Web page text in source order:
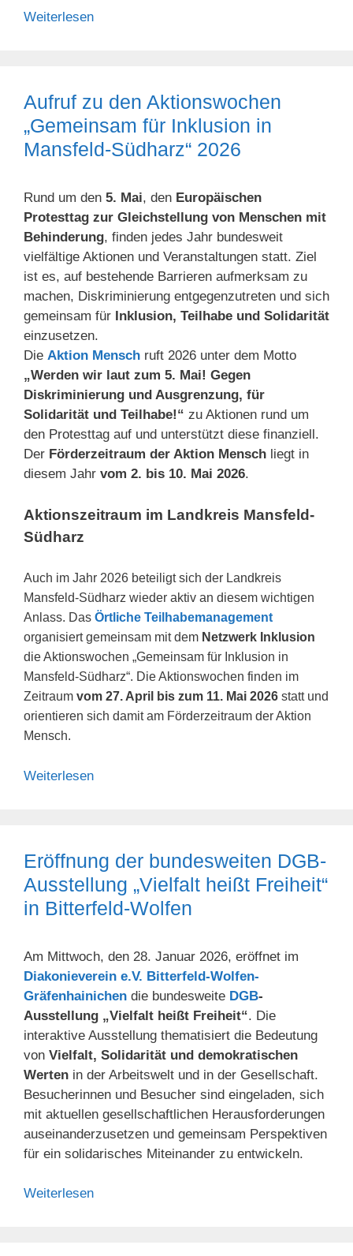
Weiterlesen
Aufruf zu den Aktionswochen
„Gemeinsam für Inklusion in
Mansfeld-Südharz“ 2026
Rund um den 5. Mai, den Europäischen
Protesttag zur Gleichstellung von Menschen mit
Behinderung, finden jedes Jahr bundesweit
vielfältige Aktionen und Veranstaltungen statt. Ziel
ist es, auf bestehende Barrieren aufmerksam zu
machen, Diskriminierung entgegenzutreten und sich
gemeinsam für Inklusion, Teilhabe und Solidarität
einzusetzen.
Die Aktion Mensch ruft 2026 unter dem Motto
„Werden wir laut zum 5. Mai! Gegen
Diskriminierung und Ausgrenzung, für
Solidarität und Teilhabe!“ zu Aktionen rund um
den Protesttag auf und unterstützt diese finanziell.
Der Förderzeitraum der Aktion Mensch liegt in
diesem Jahr vom 2. bis 10. Mai 2026.
Aktionszeitraum im Landkreis Mansfeld-
Südharz
Auch im Jahr 2026 beteiligt sich der Landkreis
Mansfeld-Südharz wieder aktiv an diesem wichtigen
Anlass. Das Örtliche Teilhabemanagement
organisiert gemeinsam mit dem Netzwerk Inklusion
die Aktionswochen „Gemeinsam für Inklusion in
Mansfeld-Südharz“. Die Aktionswochen finden im
Zeitraum vom 27. April bis zum 11. Mai 2026 statt und
orientieren sich damit am Förderzeitraum der Aktion
Mensch.
Weiterlesen
Eröffnung der bundesweiten DGB-
Ausstellung „Vielfalt heißt Freiheit“
in Bitterfeld-Wolfen
Am Mittwoch, den 28. Januar 2026, eröffnet im
Diakonieverein e.V. Bitterfeld-Wolfen-
Gräfenhainichen die bundesweite DGB-
Ausstellung „Vielfalt heißt Freiheit“. Die
interaktive Ausstellung thematisiert die Bedeutung
von Vielfalt, Solidarität und demokratischen
Werten in der Arbeitswelt und in der Gesellschaft.
Besucherinnen und Besucher sind eingeladen, sich
mit aktuellen gesellschaftlichen Herausforderungen
auseinanderzusetzen und gemeinsam Perspektiven
für ein solidarisches Miteinander zu entwickeln.
Weiterlesen